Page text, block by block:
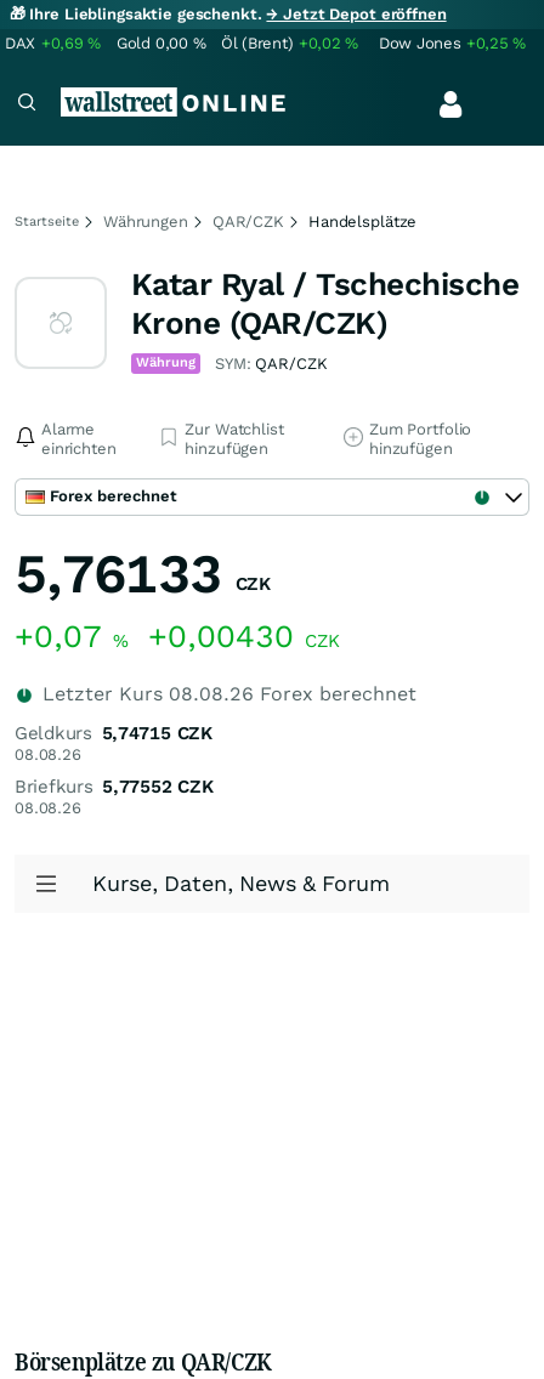
🎁 Ihre Lieblingsaktie geschenkt.→ Jetzt Depot eröffnen
DAX +0,69% Gold 0,00 % Öl (Brent) +0,02% Dow Jones +0,25%
Startseite Währungen QAR/CZK Handelsplätze
Katar Ryal / Tschechische
Krone (QAR/CZK)
Währung SYM: QAR/CZK
Alarme
einrichten
Zur Watchlist
hinzufügen
Zum Portfolio
hinzufügen
Forex berechnet
5,76133 CZK
+0,07 % +0,00430 CZK
Letzter Kurs 08.08.26 Forex berechnet
Geldkurs
08.08.26
5,74715 CZK
Briefkurs
08.08.26
5,77552 CZK
Kurse, Daten, News & Forum
Börsenplätze zu QAR/CZK